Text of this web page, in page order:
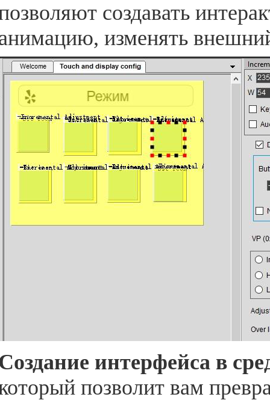
создавать
изменять
интерфейса в
позволит вам